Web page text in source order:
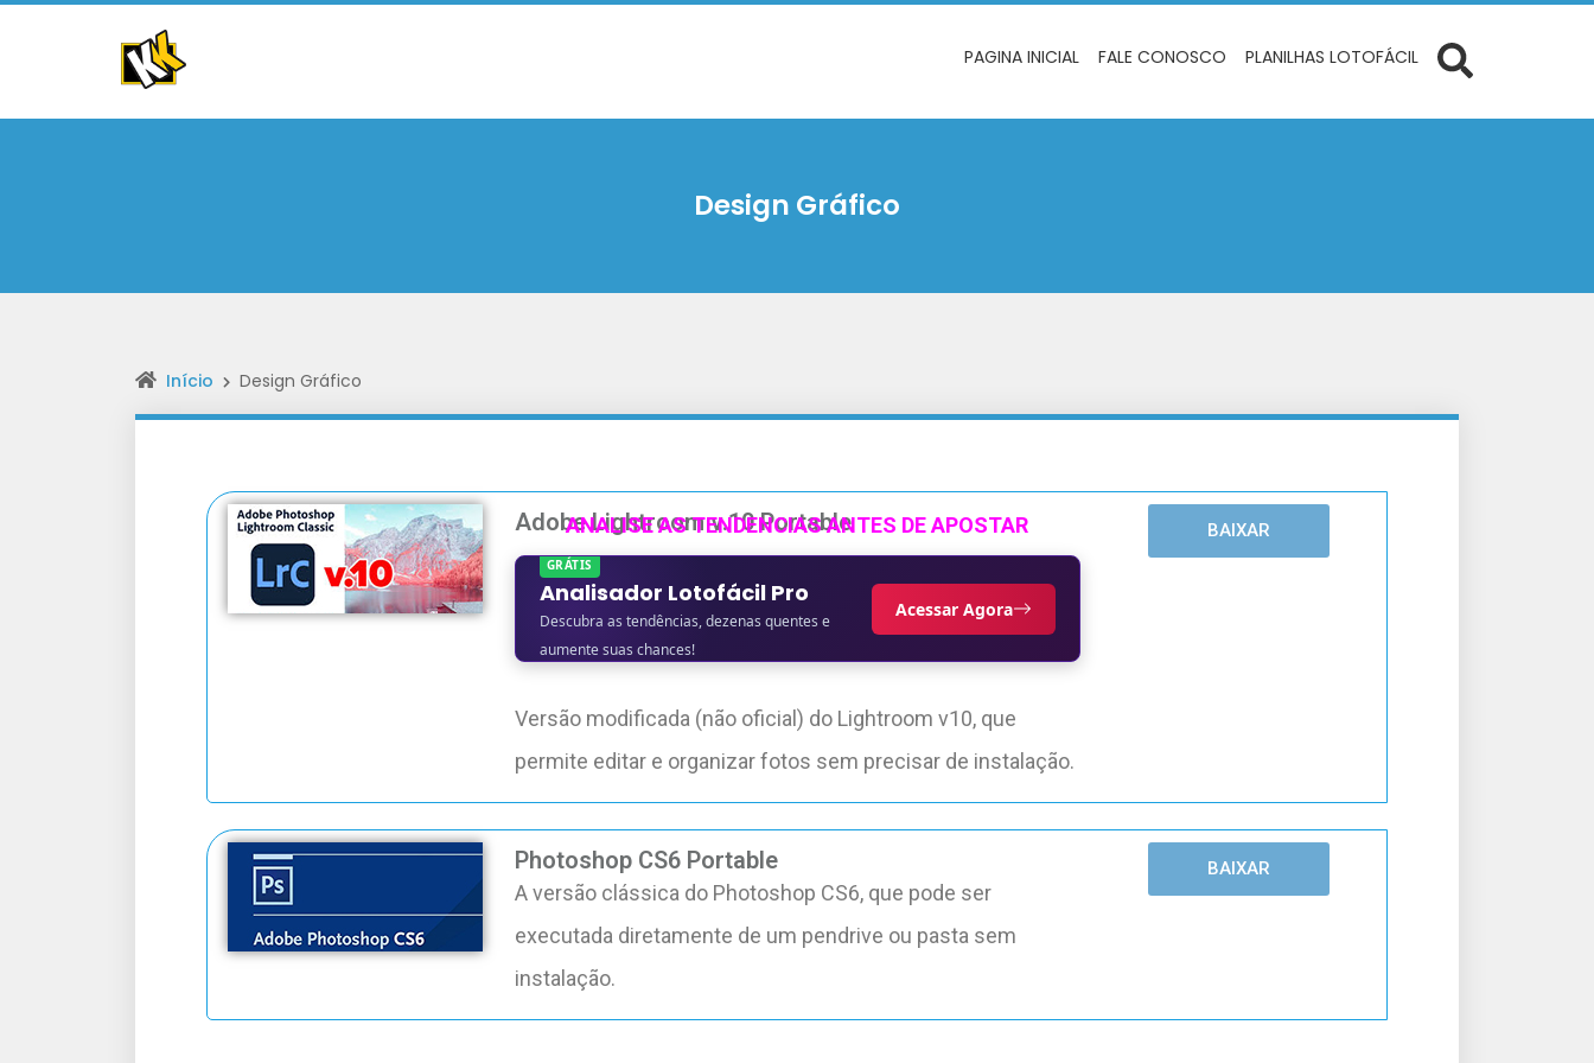
PAGINA INICIAL FALE CONOSCO PLANILHAS LOTOFÁCIL
Design Gráfico
Início Design Gráfico
Adobe Lightroom v.10 Portable
ANALISE AS TENDENCIAS ANTES DE APOSTAR
GRÁTIS
Analisador Lotofácil Pro
Descubra as tendências, dezenas quentes e
aumente suas chances!
Acessar Agora
Versão modificada (não oficial) do Lightroom v10, que
permite editar e organizar fotos sem precisar de instalação.
BAIXAR
Photoshop CS6 Portable
A versão clássica do Photoshop CS6, que pode ser
executada diretamente de um pendrive ou pasta sem
instalação.
BAIXAR